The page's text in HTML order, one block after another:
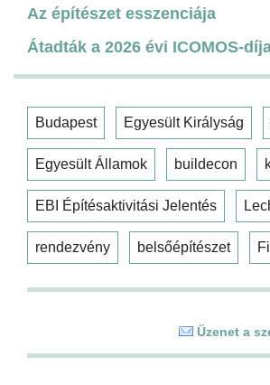
Az építészet esszenciája
Átadták a 2026 évi ICOMOS-
Budapest Egyesült Királyság
Egyesült Államok buildecon
EBI Építésaktivitási Jelentés
rendezvény belsőépítészet
Üzenet a